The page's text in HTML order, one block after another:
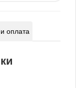
оплата